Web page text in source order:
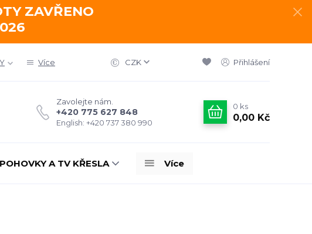
ZAVŘENO
Více CZK Přihlášení
Zavolejte nám.
+420 775 627 848
English: +420 737 380 990
0 ks
0,00 Kč
A TV KŘESLA Více